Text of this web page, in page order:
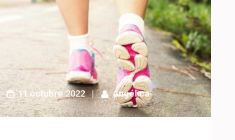
11 octubre 2022 Angélica